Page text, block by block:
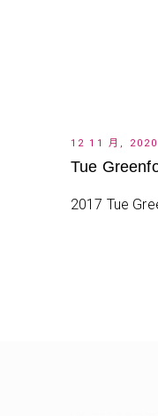
12 11 月, 2020
Tue
2017 Tue